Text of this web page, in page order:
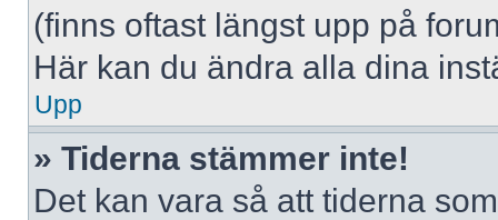
(finns oftast längst upp på
Här kan du ändra alla dina
Upp
» Tiderna stämmer inte!
Det kan vara så att tiderna